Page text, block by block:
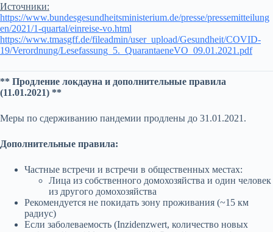
Источники:
https://www.bundesgesundheitsministerium.de/presse/pressemitteilung
en/2021/1-quartal/einreise-vo.html
https://www.tmasgff.de/fileadmin/user_upload/Gesundheit/COVID-
19/Verordnung/Lesefassung_5._QuarantaeneVO_09.01.2021.pdf
** Продление локдауна и дополнительные правила
(11.01.2021) **
Меры по сдерживанию пандемии продлены до 31.01.2021.
Дополнительные правила:
Частные встречи и встречи в общественных местах:
Лица из собственного домохозяйства и один человек
из другого домохозяйства
Рекомендуется не покидать зону проживания (~15 км
радиус)
Если заболеваемость (Inzidenzwert, количество новых